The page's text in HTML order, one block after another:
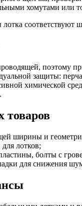
хомутами или
поэтому
защиты:
химической
товаров
ширины и
лотков;
болты с
для снижения